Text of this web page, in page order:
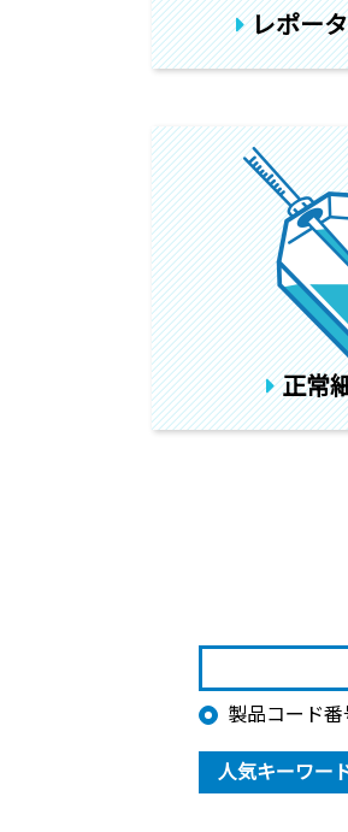
レポー
正常
製品コード番
人気キーワー